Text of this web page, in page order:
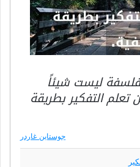
ليست شيئاً
التفكير بطريقة
جوستاين غاردر